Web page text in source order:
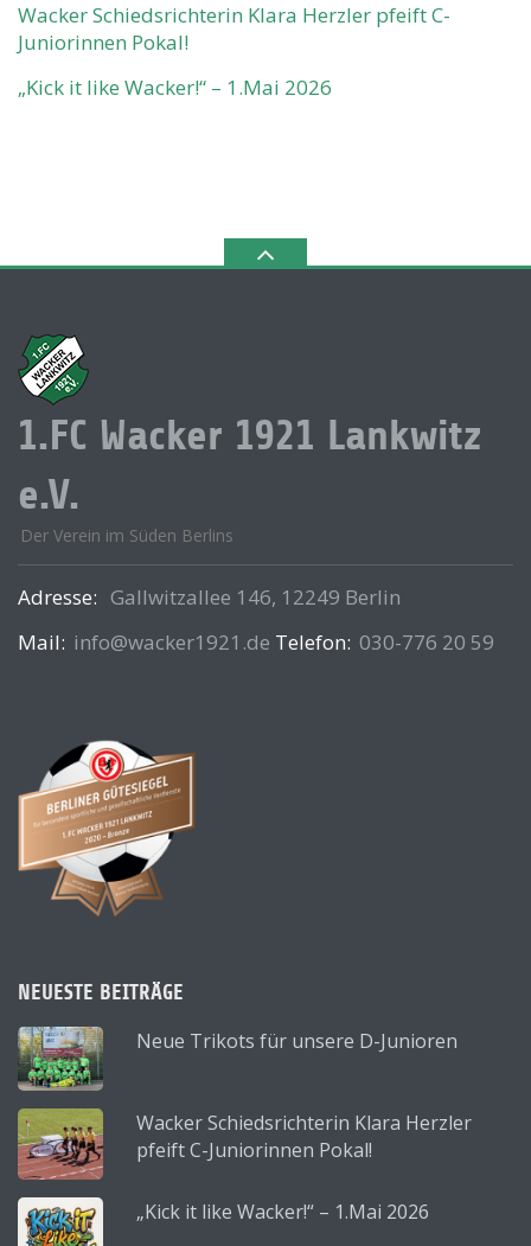
Wacker Schiedsrichterin Klara Herzler pfeift C-
Juniorinnen Pokal!
„Kick it like Wacker!“ – 1.Mai 2026
1.FC Wacker 1921 Lankwitz
e.V.
Der Verein im Süden Berlins
Adresse: Gallwitzallee 146, 12249 Berlin
Mail: info@wacker1921.de Telefon: 030-776 20 59
NEUESTE BEITRÄGE
Neue Trikots für unsere D-Junioren
Wacker Schiedsrichterin Klara Herzler
pfeift C-Juniorinnen Pokal!
„Kick it like Wacker!“ – 1.Mai 2026